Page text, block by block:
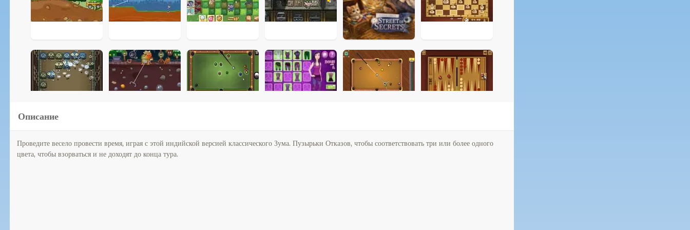
Описание
Проведите весело провести время, играя с этой индийской версией классического Зума. Пузырьки Отказов, чтобы соответствовать три или более одного
цвета, чтобы взорваться и не доходят до конца тура.